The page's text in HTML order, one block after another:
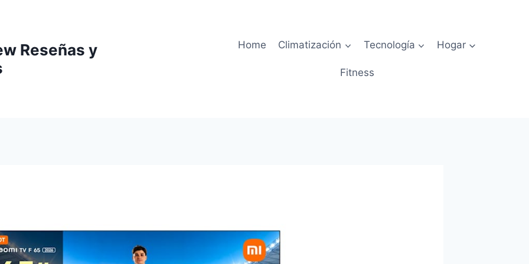
Reseñas y
Home Climatización Tecnología Hogar
Fitness